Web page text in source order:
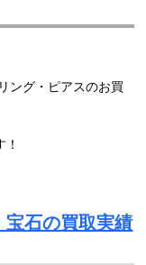
ング・ピアスのお買
宝石の買取実績